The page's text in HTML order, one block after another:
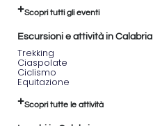
Due
sede
di
Scopri tutti gli eventi
Escursioni e attività in Calabria
Trekking
Ciaspolate
Ciclismo
Equitazione
Scopri tutte le attività